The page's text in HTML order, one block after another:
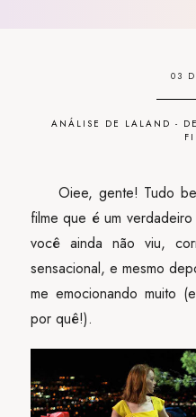
03
ANÁLISE DE LALAND -
Oiee, gente! Tudo
filme que é um
você ainda não viu,
sensacional, e mesmo
me emocionando muito
por quê!).